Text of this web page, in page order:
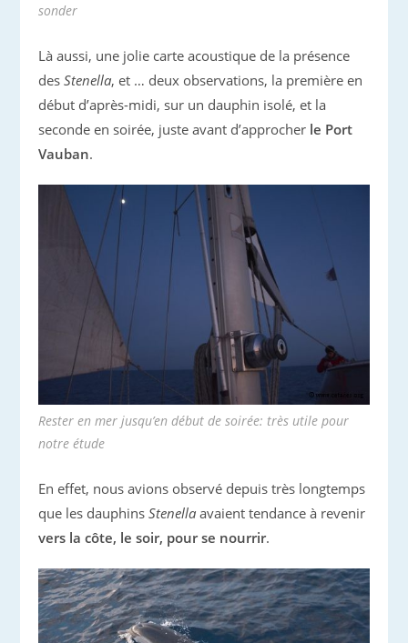
sonder
Là aussi, une jolie carte acoustique de la présence
desStenella, et … deux observations, la première en
début d’après-midi, sur un dauphin isolé, et la
seconde en soirée, juste avant d’approcher le Port
Vauban.
Rester en mer jusqu’en début de soirée: très utile pour
notre étude
En effet, nous avions observé depuis très longtemps
que les dauphinsStenella avaient tendance à revenir
vers la côte, le soir, pour se nourrir.